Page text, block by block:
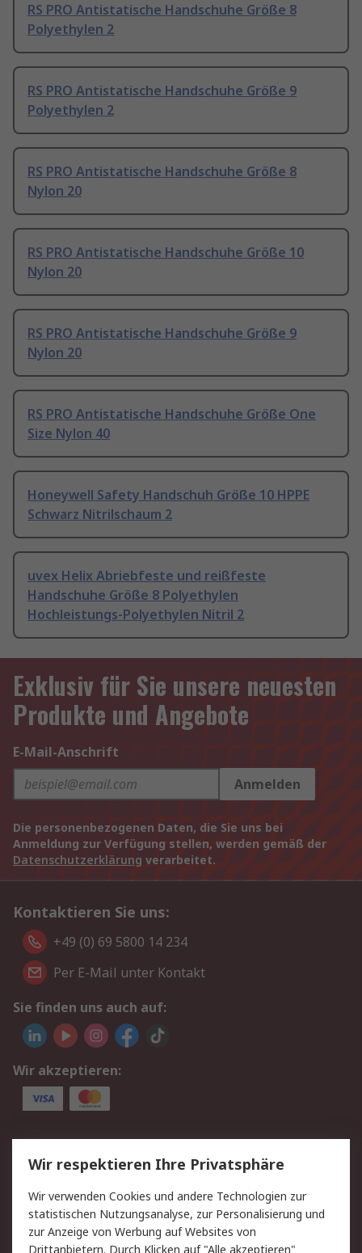
RS PRO Antistatische Handschuhe Größe 8
Polyethylen 2
RS PRO Antistatische Handschuhe Größe 9
Polyethylen 2
RS PRO Antistatische Handschuhe Größe 8
Nylon 20
RS PRO Antistatische Handschuhe Größe 10
Nylon 20
RS PRO Antistatische Handschuhe Größe 9
Nylon 20
RS PRO Antistatische Handschuhe Größe One
Size Nylon 40
Honeywell Safety Handschuh Größe 10 HPPE
Schwarz Nitrilschaum 2
uvex Helix Abriebfeste und reißfeste
Handschuhe Größe 8 Polyethylen
Hochleistungs-Polyethylen Nitril 2
Exklusiv für Sie unsere neuesten
Produkte und Angebote
E-Mail-Anschrift
Anmelden
Die personenbezogenen Daten, die Sie uns bei
Anmeldung zur Verfügung stellen, werden gemäß der
Datenschutzerklärung verarbeitet.
Kontaktieren Sie uns:
+49 (0) 69 5800 14 234
Per E-Mail unter Kontakt
Sie finden uns auch auf:
Wir akzeptieren:
Service
Value Added Services
Lieferlösungen
Rücksendungen
Kontakt
Hilfe
Privatkunden
Wir respektieren Ihre Privatsphäre
Wir verwenden Cookies und andere Technologien zur
statistischen Nutzungsanalyse, zur Personalisierung und
zur Anzeige von Werbung auf Websites von
Drittanbietern. Durch Klicken auf "Alle akzeptieren"